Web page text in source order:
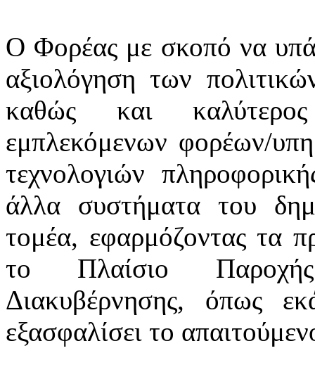
Ο Φορέας με σκοπό να
αξιολόγηση των
καθώς και
εμπλεκόμενων φορέων/
τεχνολογιών
άλλα συστήματα του
τομέα, εφαρμόζοντας τα
το Πλαίσιο
Διακυβέρνησης, όπως
εξασφαλίσει το